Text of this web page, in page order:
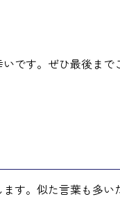
です。ぜひ最後まで
す。似た言葉も多い